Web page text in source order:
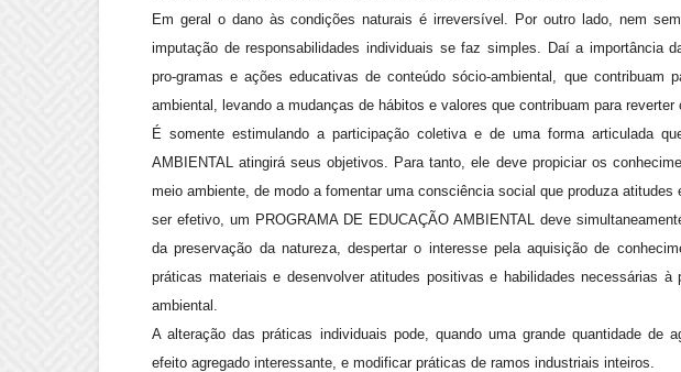
Em geral o dano às condições naturais é irreversível. Por outro lado, nem
imputação de responsabilidades individuais se faz simples. Daí a importância
pro-gramas e ações educativas de conteúdo sócio-ambiental, que contribuam
ambiental, levando a mudanças de hábitos e valores que contribuam para
É somente estimulando a participação coletiva e de uma forma articulada
AMBIENTAL atingirá seus objetivos. Para tanto, ele deve propiciar os
meio ambiente, de modo a fomentar uma consciência social que produza
ser efetivo, um PROGRAMA DE EDUCAÇÃO AMBIENTAL deve
da preservação da natureza, despertar o interesse pela aquisição de
práticas materiais e desenvolver atitudes positivas e habilidades necessárias à
ambiental.
A alteração das práticas individuais pode, quando uma grande quantidade de
efeito agregado interessante, e modificar práticas de ramos industriais inteiros.